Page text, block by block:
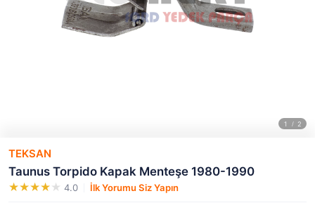
TEKSAN
Taunus Torpido Kapak Menteşe 1980-1990
4.0 İlk Yorumu Siz Yapın